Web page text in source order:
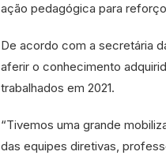
ação pedagógica para
De acordo com a secretária
aferir o conhecimento
trabalhados em 2021.
“Tivemos uma grande
das equipes diretivas,